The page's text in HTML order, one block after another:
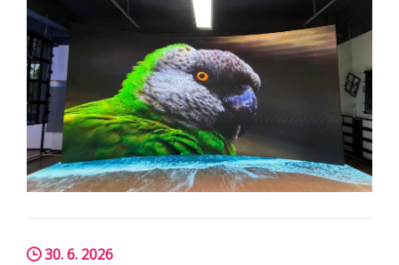
30. 6. 2026